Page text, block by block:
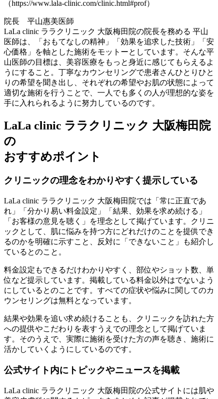
（https://www.lala-clinic.com/clinic.html#prof）
院長 平山惠美医師
LaLa clinic ララクリニック 大阪梅田院の院長を務める 平山
医師は、「おもてなしの精神」「効果を追求した技術」「安
心価格」を軸とした施術をモットーとしています。そんな平
山医師の目標は、美容医療をもっと身近に感じてもらえるよ
うにすること。丁寧なカウンセリングで患者さんひとりひと
りの希望を聞き出し、それぞれの希望やお肌の状態によって
適切な施術を行うことで、一人でも多くの人が理想的な姿を
手に入れられるように努力しているのです。
LaLa clinic ララクリニック 大阪梅田院
の
おすすめポイント
クリニックの理念をわかりやすく提示している
LaLa clinic ララクリニック 大阪梅田院では「常に正直であ
れ」「分かり易い料金設定」「結果、効果を求め続ける」
「お客様の意見を聴く」を理念として掲げています。クリニ
ックとして、肌に悩みを持つ方にどれだけのことを提供でき
るのかを明確に示すこと、反対に「できないこと」も紹介し
ているとのこと。
料金設定もできるだけわかりやすく、部位やショット数、単
位など提示しています。掲載している料金以外はでないよう
にしているとのことです。すべての症状や悩みに関してのカ
ウンセリングは無料となっています。
結果や効果を追い求め続けることも、クリニックを訪れた方
への提供やこだわりを表すうえでの理念として掲げていま
す。そのうえで、実際に施術を受けた方の声を聴き、施術に
活かしていくようにしているのです。
公式サイト内にトピックやニュースを掲載
LaLa clinic ララクリニック 大阪梅田院の公式サイトには肌や